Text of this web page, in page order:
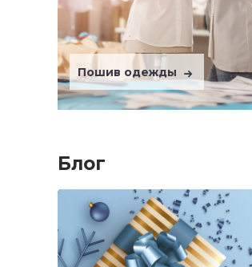
Пошив одежды
Блог